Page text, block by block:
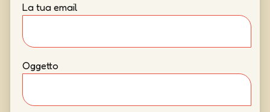
La tua email
Oggetto